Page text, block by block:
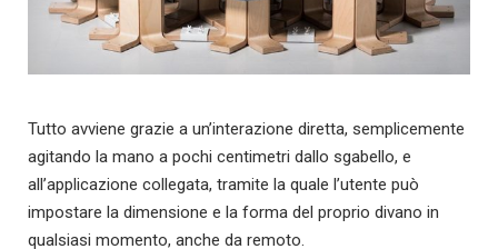
Tutto avviene grazie a un’interazione diretta, semplicemente
agitando la mano a pochi centimetri dallo sgabello, e
all’applicazione collegata, tramite la quale l’utente può
impostare la dimensione e la forma del proprio divano in
qualsiasi momento, anche da remoto.